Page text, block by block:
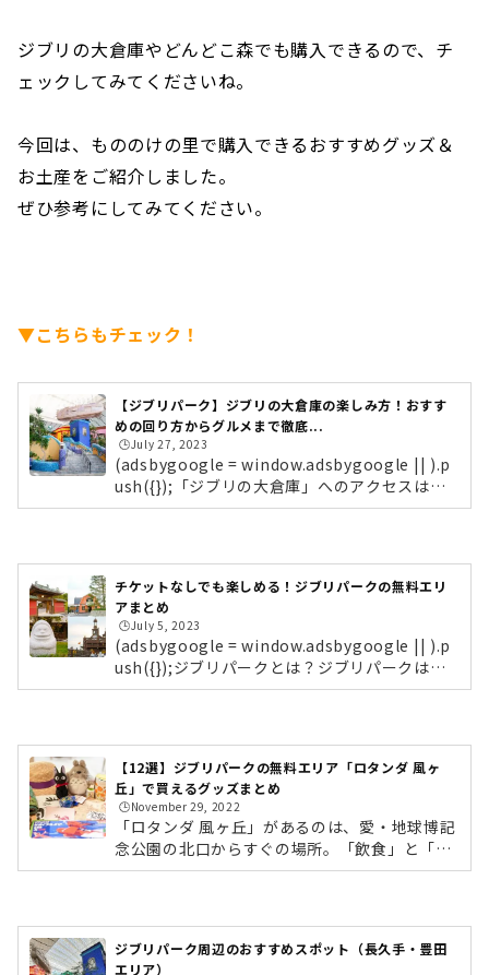
ジブリの大倉庫やどんどこ森でも購入できるので、チ
ェックしてみてくださいね。
今回は、もののけの里で購入できるおすすめグッズ＆
お土産をご紹介しました。
ぜひ参考にしてみてください。
▼こちらもチェック！
【ジブリパーク】ジブリの大倉庫の楽しみ方！おすす
めの回り方からグルメまで徹底...
🕒️July 27, 2023
(adsbygoogle = window.adsbygoogle || ).p
ush({});「ジブリの大倉庫」へのアクセスは？
メインゲート エレベーター塔ジブリパークは愛
メインゲートを通り、エレベーター塔へ向かい
ます。ちなみに大倉庫にはロッカーがないた
め、北口案内所のロッカー・クロークに預けま
しょう。（ロッカーは北口案内所にも有） ジブ
リの大倉庫エレベーター塔を出て進むと見えて
チケットなしでも楽しめる！ジブリパークの無料エリ
アまとめ
🕒️July 5, 2023
(adsbygoogle = window.adsbygoogle || ).p
ush({});ジブリパークとは？ジブリパークは、
愛知県長久手市の「愛・地球博記念公園（モリ
登場する建物や風景を忠実に再現。訪れる人
は、まるで映画の主人公になったかのように作
品の世界に入り込むことができます。パーク内
は、スタジオジブリの名作の世界観をテーマに
した5つのエリアで構成されており、それぞれ
【12選】ジブリパークの無料エリア「ロタンダ 風ヶ
丘」で買えるグッズまとめ
🕒️November 29, 2022
「ロタンダ 風ヶ丘」があるのは、愛・地球博記
念公園の北口からすぐの場所。「飲食」と「お
土産」2つのショップが並んでおり、ショップ
ンダ 風ヶ丘」でしか購入できないお菓子が、名
ジブリパーク周辺のおすすめスポット（長久手・豊田
エリア）